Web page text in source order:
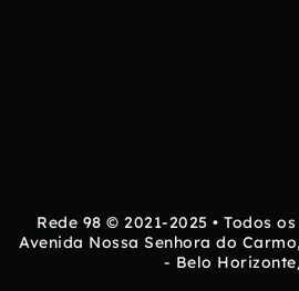
Rede 98 © 2021-2025 • Todos
Avenida Nossa Senhora do
- Belo